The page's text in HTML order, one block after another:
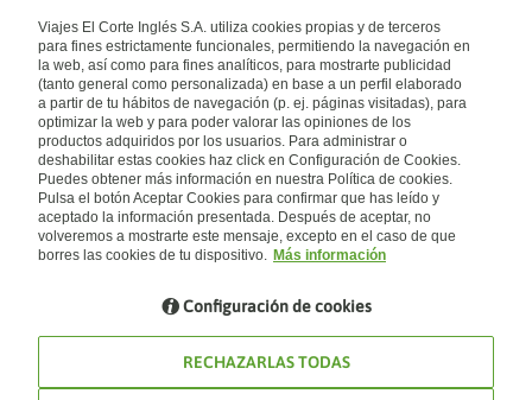
Consultacondiciones de financiaciónen Viajes El Corte Inglés.
Información
Condiciones generales
Política de privacidad
Política de cookies
Viajes El Corte Inglés S.A. utiliza cookies propias y de terceros
para fines estrictamente funcionales, permitiendo la navegación en
la web, así como para fines analíticos, para mostrarte publicidad
(tanto general como personalizada) en base a un perfil elaborado
a partir de tu hábitos de navegación (p. ej. páginas visitadas), para
optimizar la web y para poder valorar las opiniones de los
productos adquiridos por los usuarios. Para administrar o
deshabilitar estas cookies haz click en Configuración de Cookies.
Puedes obtener más información en nuestra Política de cookies.
Pulsa el botón Aceptar Cookies para confirmar que has leído y
aceptado la información presentada. Después de aceptar, no
volveremos a mostrarte este mensaje, excepto en el caso de que
borres las cookies de tu dispositivo. Más información
Configuración de cookies
RECHAZARLAS TODAS